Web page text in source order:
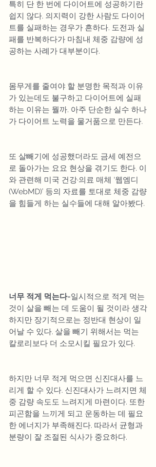
특히 단 한 번에 다이어트에 성공하기란
쉽지 않다. 의지력이 강한 사람도 다이어
트를 실패하는 경우가 흔하다. 도전과 실
패를 반복하다가 마침내 체중 감량에 성
공하는 사례가 대부분이다.
몸무게를 줄여야 할 분명한 목적과 이유
가 있는데도 불구하고 다이어트에 실패
하는 이유는 뭘까. 아주 단순한 실수 하나
가 다이어트 노력을 물거품으로 만든다.
또 살빼기에 성공했더라도 금세 예전으
로 돌아가는 요요 현상을 겪기도 한다. 이
와 관련해 미국 건강·의료 매체 ‘웹엠디
(WebMD)’ 등의 자료를 토대로 체중 감량
을 힘들게 하는 실수들에 대해 알아봤다.
너무 적게 먹는다=일시적으로 적게 먹는
것이 살을 빼는 데 도움이 될 것이라 생각
하지만 장기적으로는 정반대 현상이 일
어날 수 있다. 살을 빼기 위해서는 먹는
칼로리보다 더 소모시킬 필요가 있다.
하지만 너무 적게 먹으면 신진대사를 느
리게 할 수 있다. 신진대사가 느려지면 체
중 감량 속도도 느려지게 마련이다. 또한
피곤함을 느끼게 되고 운동하는 데 필요
한 에너지가 부족해진다. 따라서 균형과
분량이 잘 조절된 식사가 중요하다.